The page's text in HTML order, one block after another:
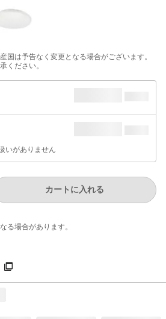
国は予告なく変更となる場合がございます。
ください。
いがありません
カートに入れる
る​場合が​あります。